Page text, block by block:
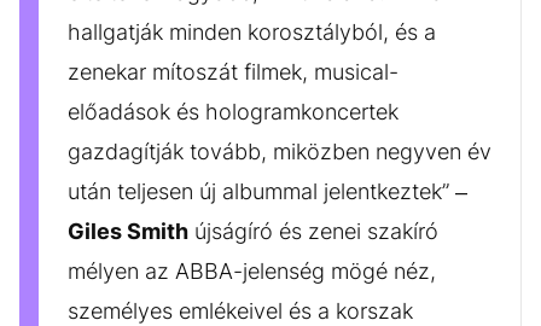
hallgatják minden korosztályból, és a
zenekar mítoszát filmek, musical-
előadások és hologramkoncertek
gazdagítják tovább, miközben negyven év
után teljesen új albummal jelentkeztek” –
Giles Smith újságíró és zenei szakíró
mélyen az ABBA-jelenség mögé néz,
személyes emlékeivel és a korszak